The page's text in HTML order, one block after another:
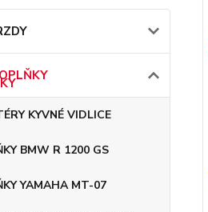
KYVNÉ VIDLICE
BMW R 1200 GS
YAMAHA MT-07